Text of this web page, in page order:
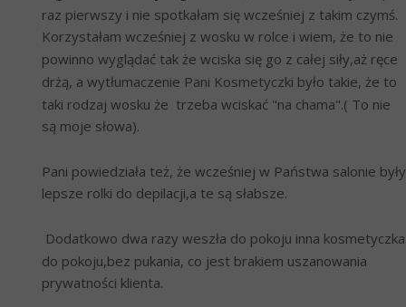
raz pierwszy i nie spotkałam się wcześniej z takim czymś.
Korzystałam wcześniej z wosku w rolce i wiem, że to nie
powinno wyglądać tak że wciska się go z całej siły,aż ręce
drżą, a wytłumaczenie Pani Kosmetyczki było takie, że to
taki rodzaj wosku że  trzeba wciskać "na chama".( To nie
są moje słowa).
Pani powiedziała też, że wcześniej w Państwa salonie były
lepsze rolki do depilacji,a te są słabsze.
Dodatkowo dwa razy weszła do pokoju inna kosmetyczka
do pokoju,bez pukania, co jest brakiem uszanowania
prywatności klienta.